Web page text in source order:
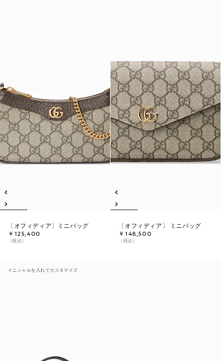
〔オフィディア〕ミニバッグ
￥125,400
（税込）
〔オフィディア〕 ミニバッグ
￥148,500
（税込）
イニシャルを入れてカスタマイズ